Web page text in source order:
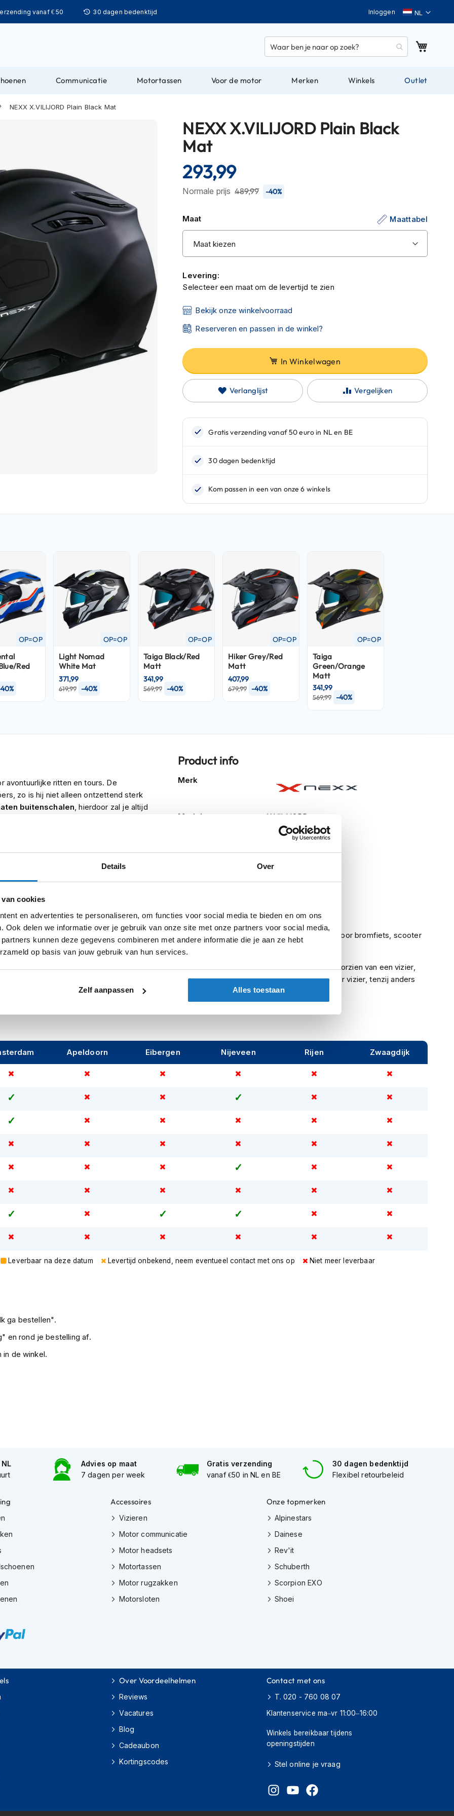
Details Over
cookies
en advertenties te personaliseren, om functies voor social media te bieden en om ons
Ook delen we informatie over je gebruik van onze site met onze partners voor social media,
kunnen deze gegevens combineren met andere informatie die je aan ze hebt
op basis van jouw gebruik van hun services.
Zelf aanpassen Alles toestaan
vanaf € 50 30 dagen bedenktijd Taal
Inloggen
Communicatie Motortassen Voor de motor Merken Winkels Outlet
NEXX X.VILIJORD Plain Black Mat
NEXX X.VILIJORD Plain Black
Mat
Normale prijs 489,99 -40%
293,99
Maat Maattabel
Levering:
Selecteer een maat om de levertijd te zien
Bekijk onze winkelvoorraad
Reserveren en passen in de winkel?
In Winkelwagen
Verlanglijst Vergelijken
OP=OP
Red
OP=OP
Light Nomad
White Mat
619,99 -40%
371,99
OP=OP
Taiga Black/Red
Matt
569,99 -40%
341,99
OP=OP
Hiker Grey/Red
Matt
679,99 -40%
407,99
OP=OP
Taiga
Green/Orange
Matt
569,99 -40%
341,99
avontuurlijke ritten en tours. De
zo is hij niet alleen ontzettend sterk
buitenschalen, hierdoor zal je altijd
wat tevens uitneem- en wasbaar
motor maximaal aan het uitdagen bent.
Product info
Meer
Merk
Model X.VILIJORD
Plain Black Mat
Producttype Helmen
Zonnevizier Ja
Typegoedkeuring
ECE (goedgekeurd voor bromfiets, scooter
Let op
Indien een helm is voorzien van een vizier,
betreft het een helder vizier, tenzij anders
vermeld.
Apeldoorn Eibergen Nijeveen Rijen Zwaagdijk
Leverbaar na deze datum Levertijd onbekend, neem eventueel contact met ons op Niet meer leverbaar
ga bestellen".
en rond je bestelling af.
in de winkel.
Advies op maat
7 dagen per week
Gratis verzending
vanaf €50 in NL en BE
30 dagen bedenktijd
Flexibel retourbeleid
Accessoires
Vizieren
Motor communicatie
Motor headsets
Motortassen
Motor rugzakken
Motorsloten
Onze topmerken
Alpinestars
Dainese
Rev'it
Schuberth
Scorpion EXO
Shoei
Over Voordeelhelmen
Reviews
Vacatures
Blog
Cadeaubon
Kortingscodes
Contact met ons
T. 020 - 760 08 07
Klantenservice ma–vr 11:00–16:00
Winkels bereikbaar tijdens
openingstijden
Stel online je vraag